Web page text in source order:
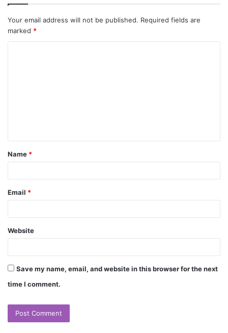
Your email address will not be published. Required fields are
marked *
Name *
Email *
Website
Save my name, email, and website in this browser for the next
time I comment.